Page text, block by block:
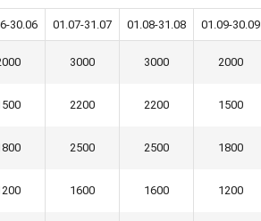
30.06 01.07-31.07 01.08-31.08 01.09-30.09
3000 3000 2000
2200 2200 1500
2500 2500 1800
1600 1600 1200